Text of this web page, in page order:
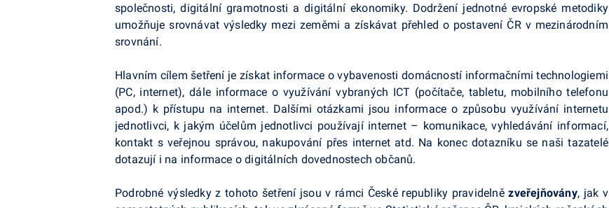
společnosti, digitální gramotnosti a digitální ekonomiky. Dodržení jednotné evropské metodiky
umožňuje srovnávat výsledky mezi zeměmi a získávat přehled o postavení ČR v mezinárodním
srovnání.
Hlavním cílem šetření je získat informace o vybavenosti domácností informačními technologiemi
(PC, internet), dále informace o využívání vybraných ICT (počítače, tabletu, mobilního telefonu
apod.) k přístupu na internet. Dalšími otázkami jsou informace o způsobu využívání internetu
jednotlivci, k jakým účelům jednotlivci používají internet – komunikace, vyhledávání informací,
kontakt s veřejnou správou, nakupování přes internet atd. Na konec dotazníku se naši tazatelé
dotazují i na informace o digitálních dovednostech občanů.
Podrobné výsledky z tohoto šetření jsou v rámci České republiky pravidelnězveřejňovány, jak v